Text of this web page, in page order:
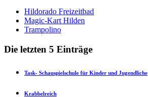
Hildorado Freizeitbad
Magic-Kart Hilden
Trampolino
Die letzten 5 Einträge
Task- Schauspielschule für Kinder und Jugendliche
Krabbelreich